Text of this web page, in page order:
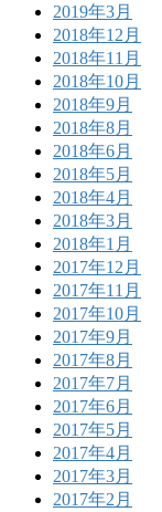
2019年3月
2018年12月
2018年11月
2018年10月
2018年9月
2018年8月
2018年6月
2018年5月
2018年4月
2018年3月
2018年1月
2017年12月
2017年11月
2017年10月
2017年9月
2017年8月
2017年7月
2017年6月
2017年5月
2017年4月
2017年3月
2017年2月